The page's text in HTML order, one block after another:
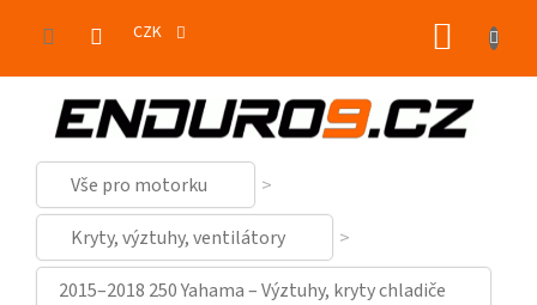
CZK
Vše pro motorku
Kryty, výztuhy, ventilátory
2015–2018 250 Yahama – Výztuhy, kryty chladiče